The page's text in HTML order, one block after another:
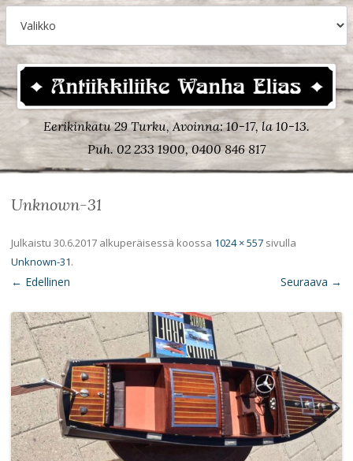
Eerikinkatu 29 Turku, Avoinna: 10-17, la 10-13.
Puh. 02 233 1900, 0400 846 817
Unknown-31
Julkaistu 30.6.2017 alkuperäisessä koossa 1024 × 557 sivulla
Unknown-31.
← Edellinen Seuraava →